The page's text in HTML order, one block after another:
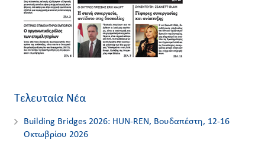
Τελευταία Νέα
Building Bridges 2026: HUN-REN, Βουδαπέστη, 12-16
Οκτωβρίου 2026